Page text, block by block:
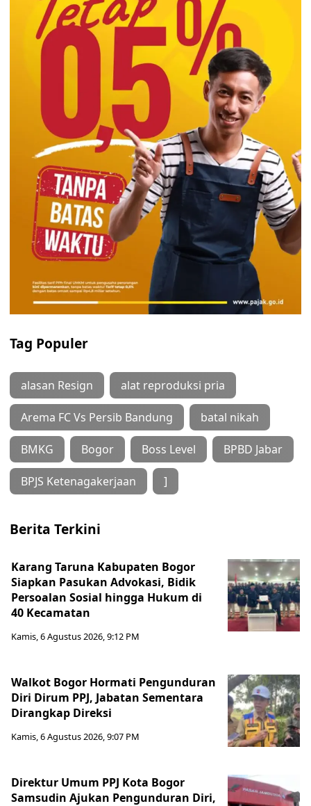
Tag Populer
alasan Resign alat reproduksi pria
Arema FC Vs Persib Bandung batal nikah
BMKG Bogor Boss Level BPBD Jabar
BPJS Ketenagakerjaan ]
Berita Terkini
Karang Taruna Kabupaten Bogor
Siapkan Pasukan Advokasi, Bidik
Persoalan Sosial hingga Hukum di
40 Kecamatan
Kamis, 6 Agustus 2026, 9:12 PM
Walkot Bogor Hormati Pengunduran
Diri Dirum PPJ, Jabatan Sementara
Dirangkap Direksi
Kamis, 6 Agustus 2026, 9:07 PM
Direktur Umum PPJ Kota Bogor
Samsudin Ajukan Pengunduran Diri,